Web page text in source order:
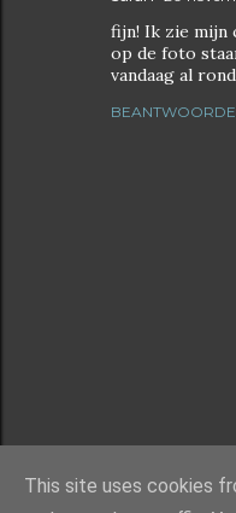
fijn! Ik zie mijn
op de foto
vandaag al
This site uses cookies